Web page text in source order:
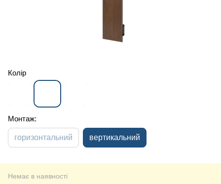
Колір
Монтаж:
горизонтальний вертикальний
Немає в наявності